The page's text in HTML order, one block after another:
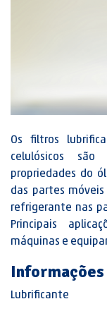
Os filtros
celulósicos são
propriedades do
das partes
refrigerante nas
Principais
máquinas e
Lubrificante